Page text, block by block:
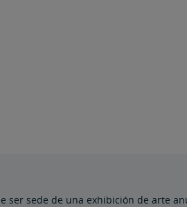
ser sede de una exhibición de arte